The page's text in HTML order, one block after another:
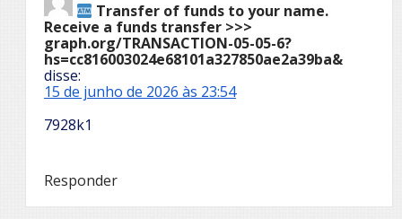
Transfer of funds to your name.
Receive a funds transfer >>>
graph.org/TRANSACTION-05-05-6?
hs=cc816003024e68101a327850ae2a39ba&
disse:
15 de junho de 2026 às 23:54
7928k1
Responder